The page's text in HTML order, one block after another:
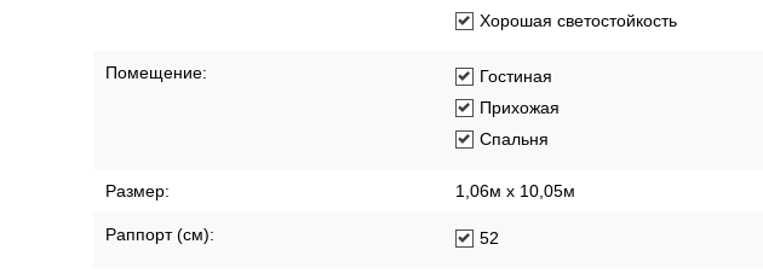
Хорошая светостойкость
Помещение:
Гостиная
Прихожая
Спальня
Размер: 1,06м х 10,05м
Раппорт (см): 52